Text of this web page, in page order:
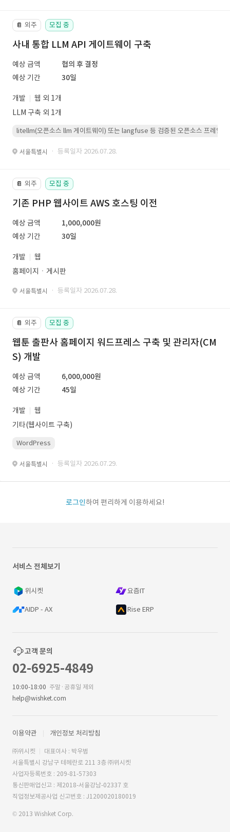
📔 외주 모집 중
사내 통합 LLM API 게이트웨이 구축
예상 금액
협의 후 결정
예상 기간
30일
개발
웹 외 1개
LLM 구축 외 1개
litellm(오픈소스 llm 게이트웨이) 또는 langfuse 등 검증된 오픈소스 프레임워
서울특별시 · 등록일자 2026.07.28.
📔 외주 모집 중
기존 PHP 웹사이트 AWS 호스팅 이전
예상 금액
1,000,000원
예상 기간
30일
개발
웹
홈페이지ㆍ게시판
서울특별시 · 등록일자 2026.07.28.
📔 외주 모집 중
웹툰 출판사 홈페이지 워드프레스 구축 및 관리자(CM
S) 개발
예상 금액
6,000,000원
예상 기간
45일
개발
웹
기타(웹사이트 구축)
WordPress
서울특별시 · 등록일자 2026.07.29.
로그인하여 편리하게 이용하세요!
서비스 전체보기
위시켓 요즘IT
AIDP - AX Rise ERP
고객 문의
02-6925-4849
10:00-18:00 주말·공휴일 제외
help@wishket.com
이용약관 개인정보 처리방침
㈜위시켓
대표이사 : 박우범
서울특별시 강남구 테헤란로 211 3층 ㈜위시켓
사업자등록번호 : 209-81-57303
통신판매업신고 : 제2018-서울강남-02337 호
직업정보제공사업 신고번호 : J1200020180019
© 2013 Wishket Corp.